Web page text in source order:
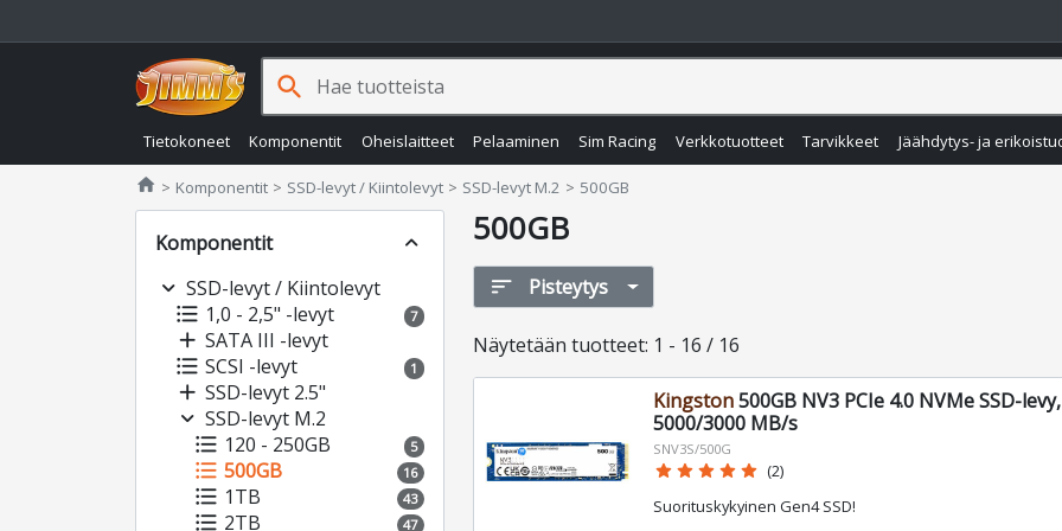
Tietokoneet Komponentit Oheislaitteet Pelaaminen Sim Racing Verkkotuotteet Tarvikkeet Jäähdytys- ja
search
home Jimms.fi
Komponentit SSD-levyt / Kiintolevyt SSD-levyt M.2 500GB
Komponentit
expand_less
expand_more SSD-levyt / Kiintolevyt
format_list_bulleted 1,0 - 2,5" -levyt 7
add SATA III -levyt
format_list_bulleted SCSI -levyt 1
add SSD-levyt 2.5"
expand_more SSD-levyt M.2
format_list_bulleted 120 - 250GB 5
format_list_bulleted 500GB 16
format_list_bulleted 1TB 43
format_list_bulleted 2TB 47
500GB
sort Pisteytys
Näytetään tuotteet: 1 - 16 / 16
Kingston500GB NV3 PCIe 4.0 NVMe SSD-
5000/3000 MB/s
SNV3S/500G
star star star star star (2)
Suorituskykyinen Gen4 SSD!